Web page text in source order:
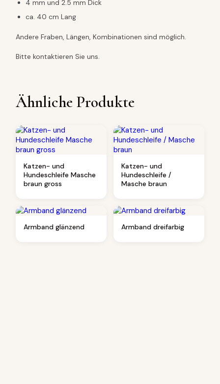
4 mm und 2.5 mm Dick
ca. 40 cm Lang
Andere Fraben, Längen, Kombinationen sind möglich.
Bitte kontaktieren Sie uns.
Ähnliche Produkte
Katzen- und
Hundeschleife Masche
braun gross
Katzen- und
Hundeschleife /
Masche braun
Armband glänzend Armband dreifarbig